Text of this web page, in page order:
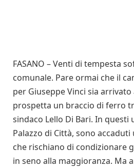
FASANO – Venti di tempesta
comunale. Pare ormai che il
per Giuseppe Vinci sia arrivato
prospetta un braccio di ferro
sindaco Lello Di Bari. In questi
Palazzo di Città, sono
che rischiano di condizionare
in seno alla maggioranza. Ma